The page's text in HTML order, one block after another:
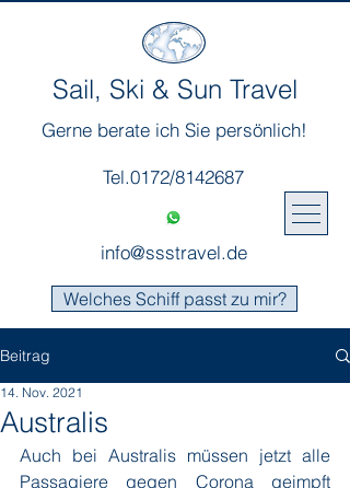
Sail, Ski & Sun Travel
Gerne berate ich Sie persönlich!
Tel.0172/8142687
info@ssstravel.de
Welches Schiff passt zu mir?
Beitrag
Australis
14. Nov. 2021
Auch bei Australis müssen jetzt alle
Passagiere gegen Corona geimpft